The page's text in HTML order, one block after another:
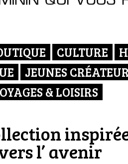
CULTURE
JEUNES
& LOISIRS
l’ avenir